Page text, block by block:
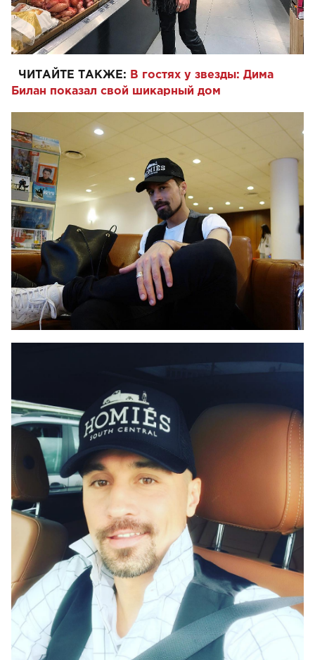
ЧИТАЙТЕ ТАКЖЕ: В гостях у звезды: Дима
Билан показал свой шикарный дом